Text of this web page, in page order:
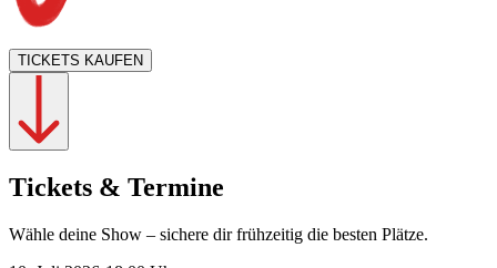
TICKETS KAUFEN
Tickets & Termine
Wähle deine Show – sichere dir frühzeitig die besten Plätze.